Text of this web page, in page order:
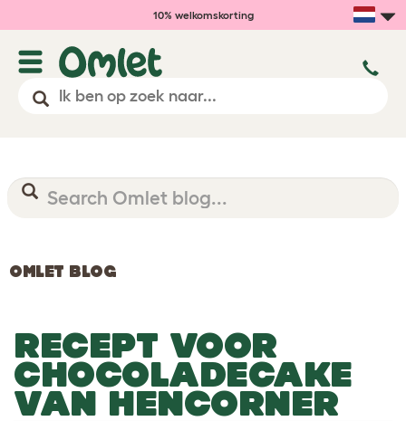
10% welkomskorting
OMLET BLOG
RECEPT VOOR
CHOCOLADECAKE
VAN HENCORNER